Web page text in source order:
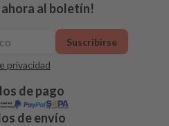
ahora al boletín!
privacidad
Suscribirse
de pago
de envío